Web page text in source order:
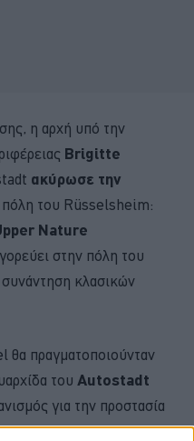
η αρχή υπό την
Brigitte
ακύρωσε την
πόλη του Rüsselsheim:
Nature
στην πόλη του
συνάντηση κλασικών
θα πραγματοποιούνταν
του Autostadt
για την προστασία
οιMainwiesen